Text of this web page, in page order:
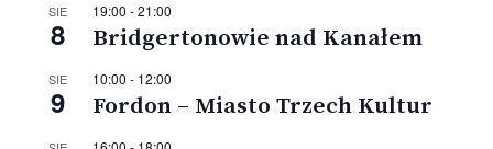
SIE
8
19:00 -21:00
Bridgertonowie nad Kanałem
SIE
9
10:00 - 12:00
Fordon – Miasto Trzech Kultur